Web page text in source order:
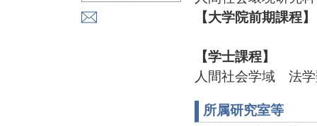
【大学院前期課程】
【学士課程】
人間社会学域 法
所属研究室等